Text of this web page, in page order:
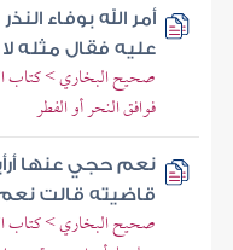
أمر الله بوفاء
عليه فقال مثله
صحيح البخاري > كتاب
فوافق النحر أو الفطر
نعم حجي عنها
قاضيته قالت
صحيح البخاري > كتاب